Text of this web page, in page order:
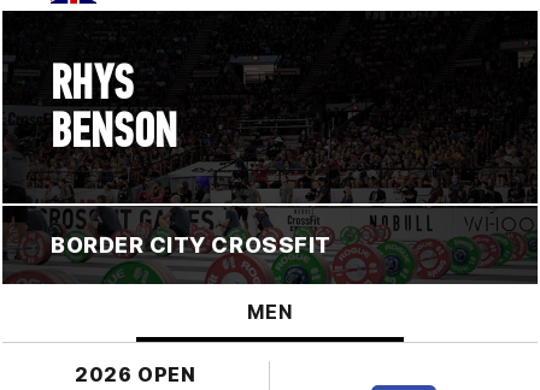
RHYS
BENSON
BORDER CITY CROSSFIT
MEN
2026 OPEN